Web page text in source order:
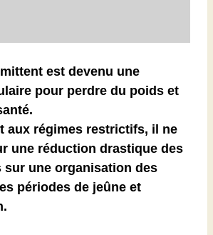
est devenu une
pour perdre du poids et
aux régimes restrictifs, il ne
une réduction drastique des
sur une organisation des
périodes de jeûne et